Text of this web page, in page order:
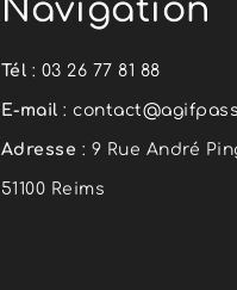
Navigation
Tél : 03 26 77 81 88
E-mail :
Adresse : 9 Rue André
51100 Reims